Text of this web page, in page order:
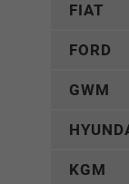
FIAT
FORD
GWM
KGM